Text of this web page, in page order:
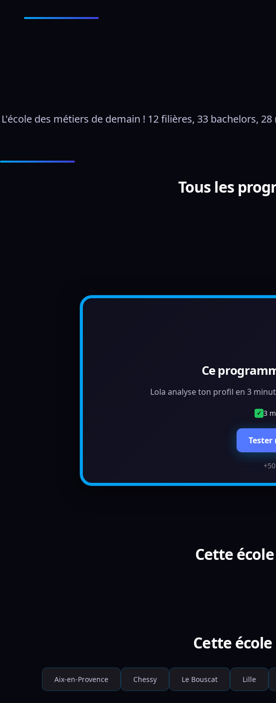
L'école des métiers de demain ! 12 filières, 33 bachelors,
Tous les
Ce
Lola analyse ton profil en 3
✓ 3
Cette
Cette
Aix-en-Provence Chessy Le Bouscat Lille